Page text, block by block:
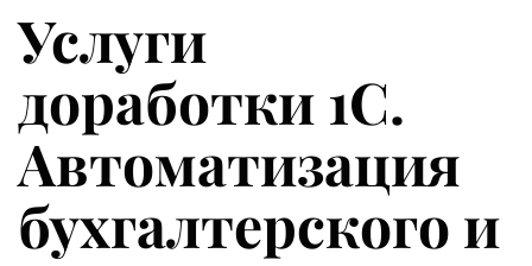
Услуги
доработки 1С.
Автоматизация
бухгалтерского и